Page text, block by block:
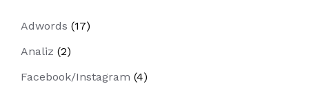
Adwords (17)
Analiz (2)
Facebook/Instagram (4)